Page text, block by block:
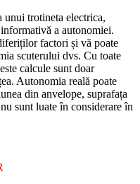
unui trotineta electrica,
a autonomiei.
factori și vă poate
scuterului dvs. Cu toate
calcule sunt doar
Autonomia reală poate
din anvelope, suprafața
sunt luate în considerare în